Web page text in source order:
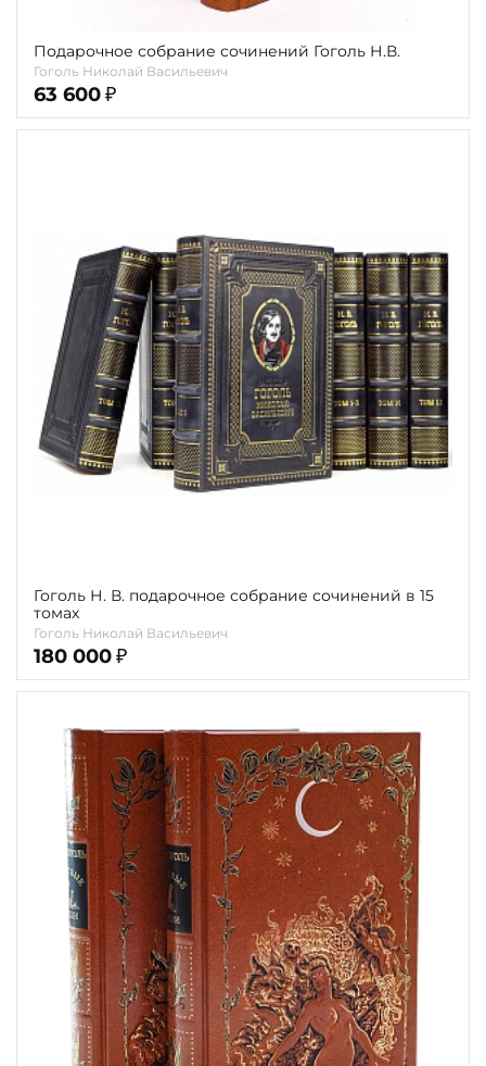
Подарочное собрание сочинений Гоголь Н.В.
Гоголь Николай Васильевич
63 600 ₽
Гоголь Н. В. подарочное собрание сочинений в 15
томах
Гоголь Николай Васильевич
180 000 ₽